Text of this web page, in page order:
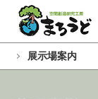
展示場案内